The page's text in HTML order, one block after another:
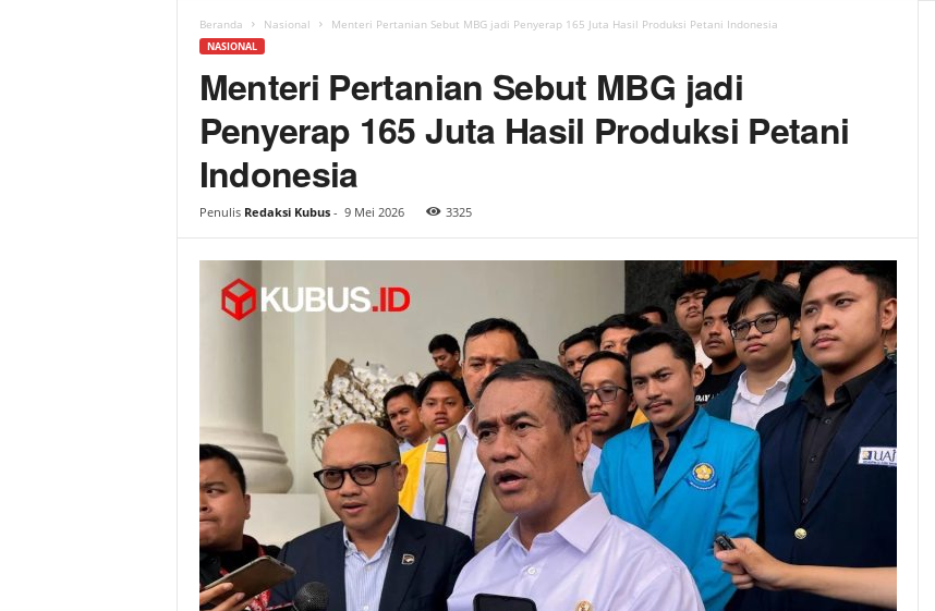
Beranda Nasional Menteri Pertanian Sebut MBG jadi Penyerap 165 Juta Hasil Produksi Petani Indonesia
NASIONAL
Menteri Pertanian Sebut MBG jadi
Penyerap 165 Juta Hasil Produksi Petani
Indonesia
Penulis Redaksi Kubus- 9 Mei 2026 3325